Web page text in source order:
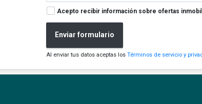
Acepto recibir información sobre ofertas
Enviar formulario
Al enviar tus datos aceptas losTérminos de servicio y